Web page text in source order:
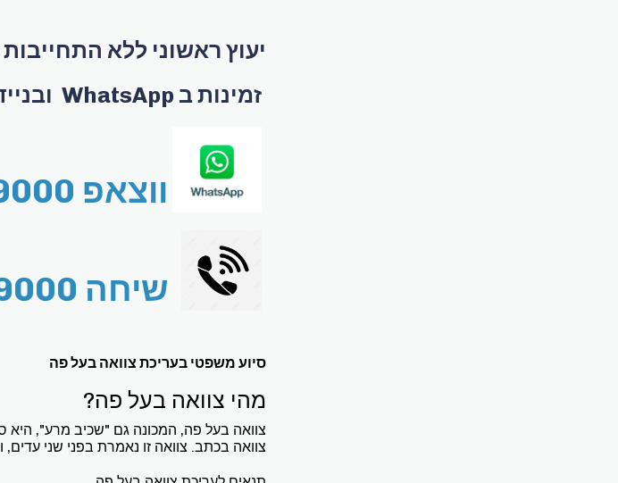
יעוץ ראשוני ללא
זמינות ב WhatsApp ובנייד
ווצאפ 054-7799000
שיחה 054-7799000
סיוע משפטי בעריכת צוואה בעל פה
מהי צוואה בעל פה?
צוואה בעל פה, המכונה גם "שכיב מרע", היא
צוואה בכתב. צוואה זו נאמרת בפני שני